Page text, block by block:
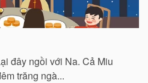
đây ngồi với Na. Cả Miu
trăng ngà...